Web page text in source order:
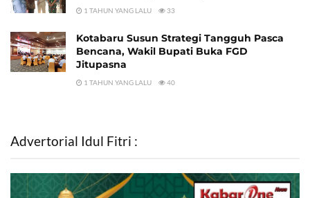
1 TAHUN YANG LALU 33
Kotabaru Susun Strategi Tangguh Pasca
Bencana, Wakil Bupati Buka FGD
Jitupasna
1 TAHUN YANG LALU 40
Advertorial Idul Fitri :